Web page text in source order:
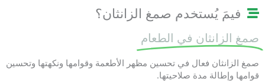
فيمَ يُستخدم صمغ الزانثان؟
صمغ الزانثان في الطعام
صمغ الزانثان فعال في تحسين مظهر الأطعمة وقوامها ونكهتها وتحسين
قوامها وإطالة مدة صلاحيتها.